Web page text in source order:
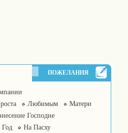
ПОЖЕЛАНИЯ
Любимым
Матери
Господне
На Пасху